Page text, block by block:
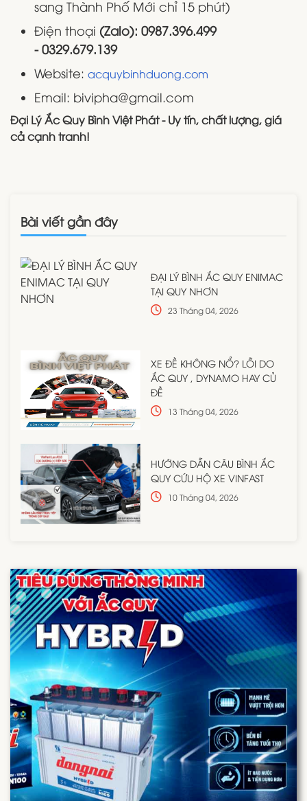
sang Thành Phố Mới chỉ 15 phút)
Điện thoại (Zalo): 0987.396.499
- 0329.679.139
Website: acquybinhduong.com
Email: bivipha@gmail.com
Đại Lý Ắc Quy Bình Việt Phát - Uy tín, chất lượng, giá
cả cạnh tranh!
Bài viết gần đây
ĐẠI LÝ BÌNH ẮC QUY ENIMAC
TẠI QUY NHƠN
23 Tháng 04, 2026
XE ĐỀ KHÔNG NỔ? LỖI DO
ẮC QUY , DYNAMO HAY CỦ
ĐỀ
13 Tháng 04, 2026
HƯỚNG DẪN CÂU BÌNH ẮC
QUY CỨU HỘ XE VINFAST
10 Tháng 04, 2026